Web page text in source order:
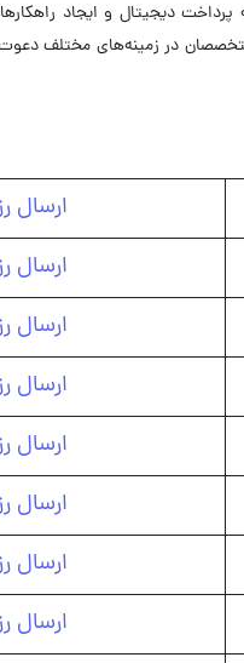
پرداخت دیجیتال و ایجاد
در زمینه‌های مختلف
ارسال
ارسال
ارسال
ارسال
ارسال
ارسال
ارسال
ارسال